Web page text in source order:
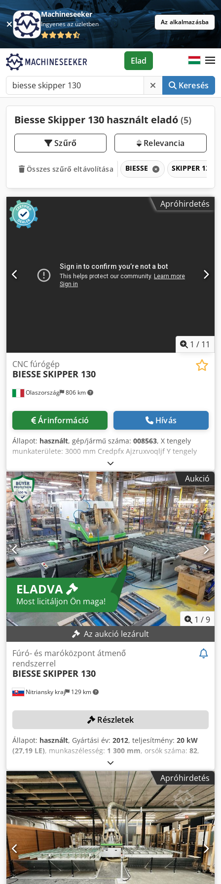
Machineseeker
Ingyenes az üzletben Az alkalmazásba
Keresés
Elad
Biesse Skipper 130 használt eladó (5)
Szűrő Relevancia
Összes szűrő eltávolítása BIESSE SKIPPER 130
Apróhirdetés
1 / 11
Olaszország 806 km
CNC fúrógép
BIESSE SKIPPER 130
Árinformáció Hívás
Állapot: használt, gép/jármű száma: 008563, X tengely
munkaterülete: 3000 mm Credpfx Ajzruxvoqljf Y tengely
munkaterülete: 1300 mm Fúróorszók száma: 82
Aukció
ELADVA
Most licitáljon Ön maga!
1 /9
Az aukció lezárult
Nitriansky kraj 129 km
Fúró- és maróközpont átmenő
rendszerrel
BIESSE SKIPPER 130
Részletek
Állapot: használt, Gyártási év: 2012, teljesítmény: 20 kW
(27,19 LE), munkaszélesség: 1 300 mm, orsók száma: 82,
, munkahossz:
termékek átvételére az Általános Szerződési Feltételekben
(ÁSZF) meghatározott határidők érvényesek. A legkésőbbi
átvételi határidő: 2026.08.31! Codpfx Aqezf Ibdoljrf
MŰSZAKI ADATOK Munkafelület, X tengely: 3000 mm
Munkafelület, Y tengely: 1300 mm Maximális
lemezvastagság: 90 mm A fúróorsók teljes száma: 82
Fúróegység 1 (fentről) Fúróorsók függőleges fúrásokhoz: 31
Fúróorsók vízszintes fúrásokhoz, X irányban: 8 Fúróorsók
vízszintes fúrásokhoz, Y irányban: 2 Fúróegység 2 (alulról)
Fúróorsók függőleges fúrásokhoz: 31 Fúróorsók vízszintes
fúrásokhoz, X irányban: 8 Fúróorsók vízszintes fúrásokhoz,
Apróhirdetés